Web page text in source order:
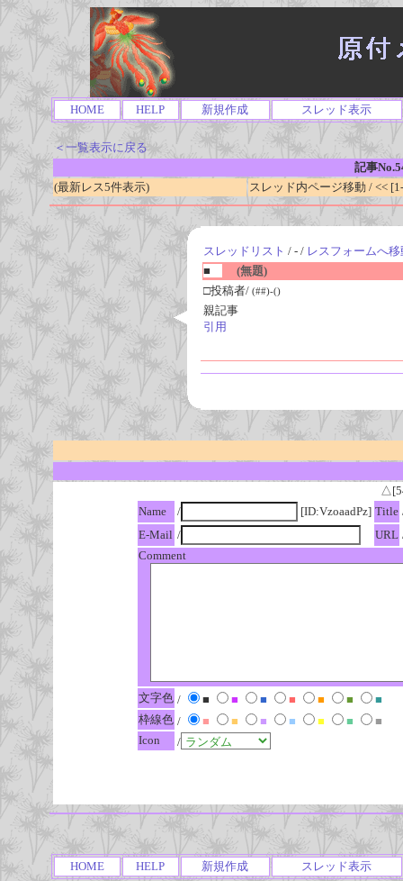
HOME HELP 新規作成 スレッド表示
＜一覧表示に戻る
記事
(最新レス5件表示)
スレッド内ページ移動 / <<
スレッドリスト / - / レスフォームへ移
■
(無題)
□投稿者/ (##)-()
親記事
引用
Name
/ [ID:VzoaadPz] Title
E-Mail / URL
Comment
文字色 / ■ ■ ■ ■ ■ ■
■
枠線色 / ■ ■ ■ ■ ■ ■
■
Icon
/
HOME HELP 新規作成 スレッド表示